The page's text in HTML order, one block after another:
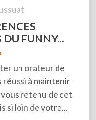
DU FUNNY...
un orateur de
réussi à maintenir
retenu de cet
si loin de votre...